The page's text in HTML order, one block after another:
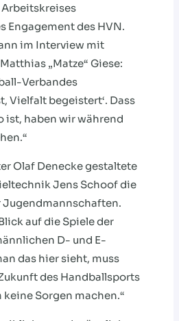
Engagement des HVN.
im Interview mit
„Matze“ Giese:
Verbandes
Vielfalt begeistert‘. Dass
ist, haben wir während
Olaf Denecke gestaltete
Jens Schoof die
Jugendmannschaften.
auf die Spiele der
D- und E-
das hier sieht, muss
des Handballsports
Sorgen machen.“